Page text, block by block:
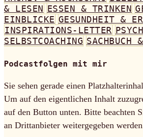
& LESEN ESSEN & TRINKEN
EINBLICKE GESUNDHEIT &
INSPIRATIONS-LETTER
SELBSTCOACHING SACHBUCH
Podcastfolgen mit mir
Sie sehen gerade einen
Um auf den eigentlichen Inhalt
auf den Button unten. Bitte beachten
an Drittanbieter weitergegeben